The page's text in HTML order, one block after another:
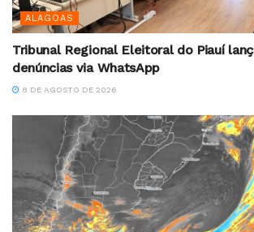
ALAGOAS
Tribunal Regional Eleitoral do Piauí
denúncias via WhatsApp
8 DE AGOSTO DE 2026